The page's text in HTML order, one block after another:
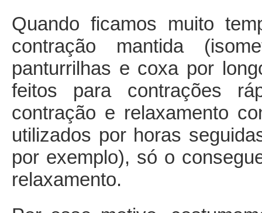
Quando ficamos muito
contração mantida
panturrilhas e coxa por
feitos para contrações
contração e relaxamento
utilizados por horas
por exemplo), só o
relaxamento.